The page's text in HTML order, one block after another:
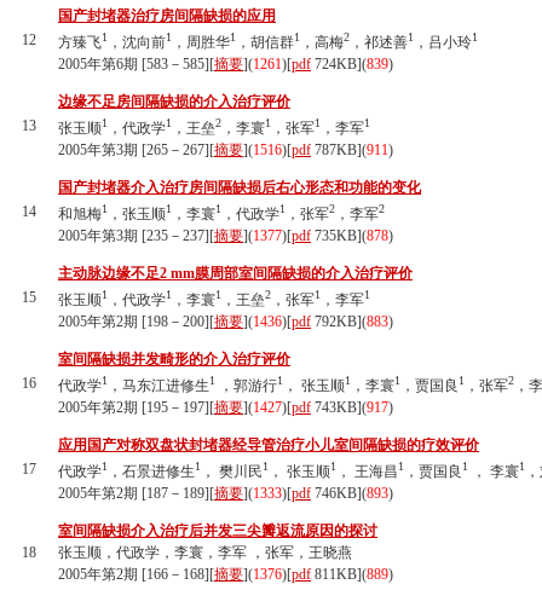
12
国产封堵器治疗房间隔缺损的应用
方臻飞1 ，沈向前1 ，周胜华1 ，胡信群1 ，高梅2 ，祁述善1 ，吕小玲1
2005年第6期 [583－585][摘要](1261)[pdf 724KB](839)
13
边缘不足房间隔缺损的介入治疗评价
张玉顺1 ，代政学1 ，王垒2 ，李寰1 ，张军1 ，李军1
2005年第3期 [265－267][摘要](1516)[pdf 787KB](911)
14
国产封堵器介入治疗房间隔缺损后右心形态和功能的变化
和旭梅1 ，张玉顺1 ，李寰1 ，代政学1 ，张军2 ，李军2
2005年第3期 [235－237][摘要](1377)[pdf 735KB](878)
15
主动脉边缘不足2 mm膜周部室间隔缺损的介入治疗评价
张玉顺1 ，代政学1 ，李寰1 ，王垒2 ，张军1 ，李军1
2005年第2期 [198－200][摘要](1436)[pdf 792KB](883)
16
室间隔缺损并发畸形的介入治疗评价
代政学1 ，马东江进修生1 ，郭游行1 ， 张玉顺1 ，李寰1 ，贾国良 1 ，张军2 ，
2005年第2期 [195－197][摘要](1427)[pdf 743KB](917)
17
应用国产对称双盘状封堵器经导管治疗小儿室间隔缺损的疗效评价
代政学1 ，石景进修生1 ， 樊川民1 ， 张玉顺1 ， 王海昌1 ，贾国良 1 ， 李寰1
2005年第2期 [187－189][摘要](1333)[pdf 746KB](893)
18
室间隔缺损介入治疗后并发三尖瓣返流原因的探讨
张玉顺，代政学，李寰，李军 ，张军，王晓燕
2005年第2期 [166－168][摘要](1376)[pdf 811KB](889)